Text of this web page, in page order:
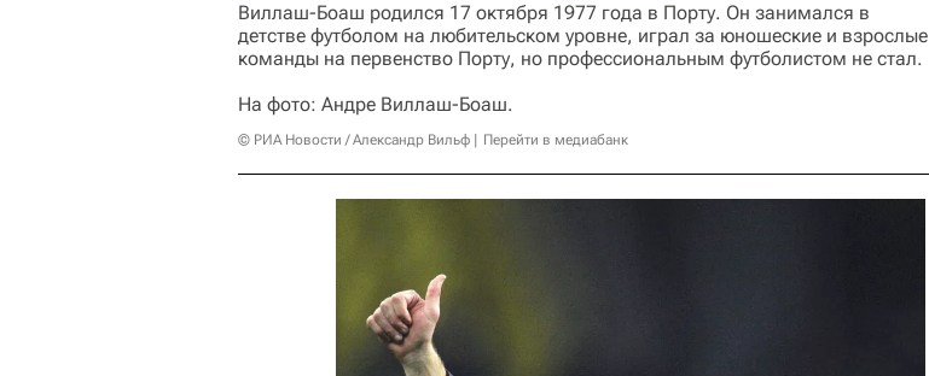
Виллаш-Боаш родился 17 октября 1977 года в Порту. Он занимался в
детстве футболом на любительском уровне, играл за юношеские и взрослые
команды на первенство Порту, но профессиональным футболистом не стал.
На фото: Андре Виллаш-Боаш.
© РИА Новости / Александр Вильф Перейти в медиабанк